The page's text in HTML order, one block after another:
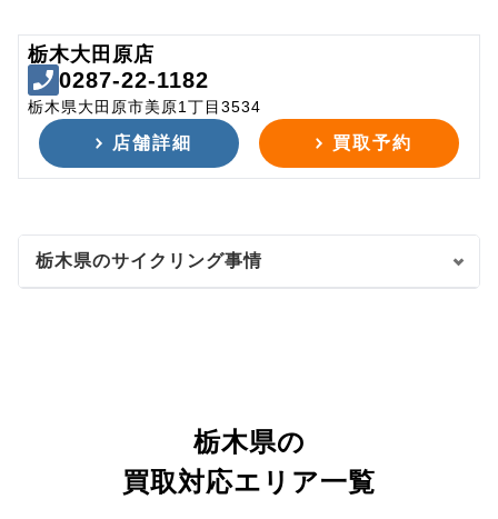
栃木大田原店
0287-22-1182
栃木県大田原市美原1丁目3534
店舗詳細 買取予約
栃木県のサイクリング事情
栃木県の
買取対応エリア一覧